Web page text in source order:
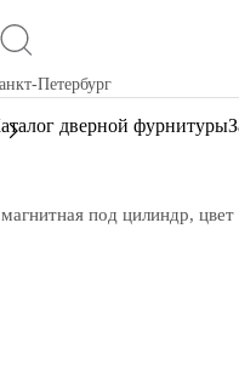
Петербург
дверной фурнитуры
под цилиндр, цвет